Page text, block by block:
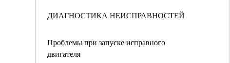
ДИАГНОСТИКА НЕИСПРАВНОСТЕЙ
Проблемы при запуске исправного
двигателя